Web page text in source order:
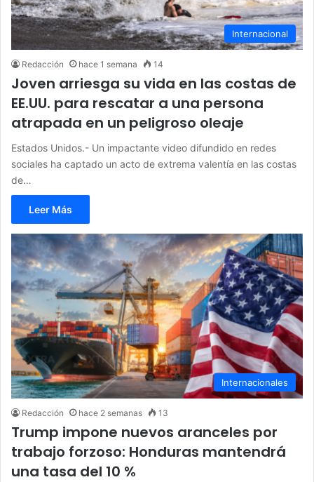
Internacional
Redacción hace 1 semana 14
Joven arriesga su vida en las costas de
EE.UU. para rescatar a una persona
atrapada en un peligroso oleaje
Estados Unidos.- Un impactante video difundido en redes
sociales ha captado un acto de extrema valentía en las costas
de…
Leer Más
Internacionales
Redacción hace 2 semanas 13
Trump impone nuevos aranceles por
trabajo forzoso: Honduras mantendrá
una tasa del 10 %